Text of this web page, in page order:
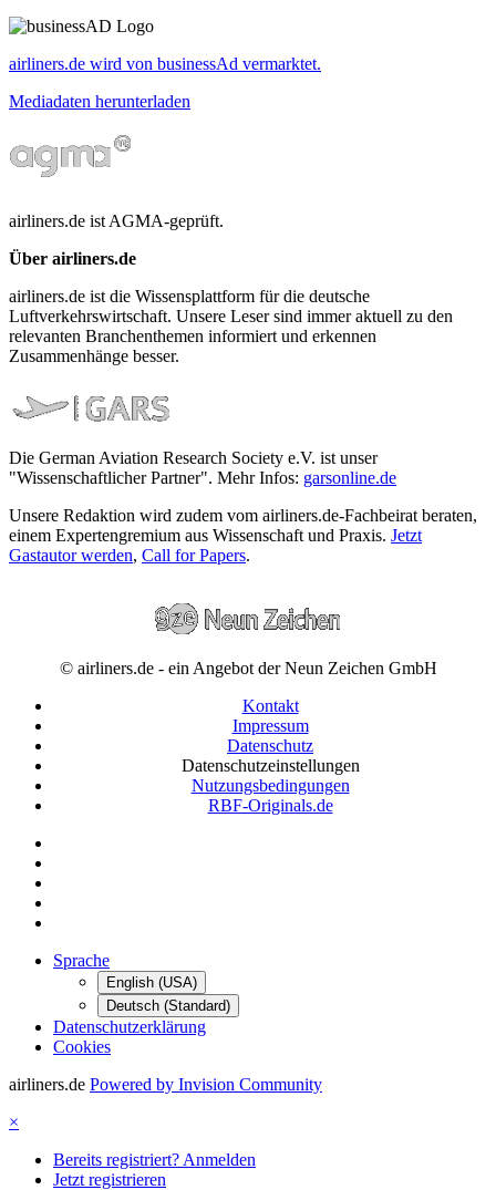
airliners.de wird von businessAd vermarktet.
Mediadaten herunterladen
airliners.de ist AGMA-geprüft.
Über airliners.de
airliners.de ist die Wissensplattform für die deutsche
Luftverkehrswirtschaft. Unsere Leser sind immer aktuell zu den
relevanten Branchenthemen informiert und erkennen
Zusammenhänge besser.
Die German Aviation Research Society e.V. ist unser
"Wissenschaftlicher Partner". Mehr Infos: garsonline.de
Unsere Redaktion wird zudem vom airliners.de-Fachbeirat beraten,
einem Expertengremium aus Wissenschaft und Praxis. Jetzt
Gastautor werden, Call for Papers.
© airliners.de - ein Angebot der Neun Zeichen GmbH
Kontakt
Impressum
Datenschutz
Datenschutzeinstellungen
Nutzungsbedingungen
RBF-Originals.de
Sprache
English (USA)
Deutsch (Standard)
Datenschutzerklärung
Cookies
airliners.de Powered by Invision Community
×
Bereits registriert? Anmelden
Jetzt registrieren